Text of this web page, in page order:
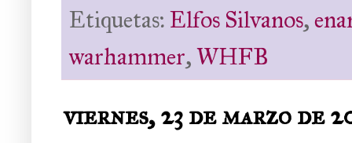
Etiquetas:Elfos Silvanos,
warhammer,WHFB
viernes, 23 de marzo de